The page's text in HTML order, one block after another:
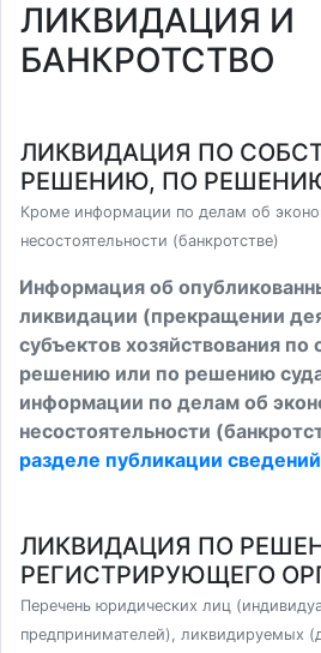
ЛИКВИДАЦИЯ И
БАНКРОТСТВО
ЛИКВИДАЦИЯ ПО
РЕШЕНИЮ, ПО
Кроме информации по делам об
несостоятельности (банкротстве)
Информация об
ликвидации (прекращении
субъектов хозяйствования по
решению или по решению
информации по делам об
несостоятельности
разделе публикации сведений
ЛИКВИДАЦИЯ ПО
РЕГИСТРИРУЮЩЕГО
Перечень юридических лиц
предпринимателей), ликвидируемых